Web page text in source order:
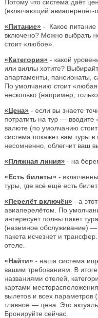
Потому что система даёт
(включающий авиаперелёт-
«Питание» - Какое питание
включено? Можно выбрать
стоит «любое».
«Категория» - какой
или виллы хотите?
апартаменты, пансионаты,
По умолчанию стоит
несколько (например,
«Цена» - если вы знаете
потратить на тур —
валюте (по умолчанию
система покажет вам туры
несомненно, облегчит ваш
«Пляжная линия» - на
«Есть билеты» -
туры, где всё ещё есть
«Перелёт включён» - а
авиаперелётом. По
интересует полны пакет
(наземное обслуживание) —
пакета исчезнет и
отеле.
«Найти» - наша система
вашим требованиям. В
названиями отелей,
картами
вылетов и всех параметров
главное — цена. Это
Бронируйте сейчас.